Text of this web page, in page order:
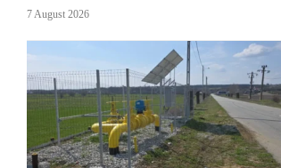
7 August 2026